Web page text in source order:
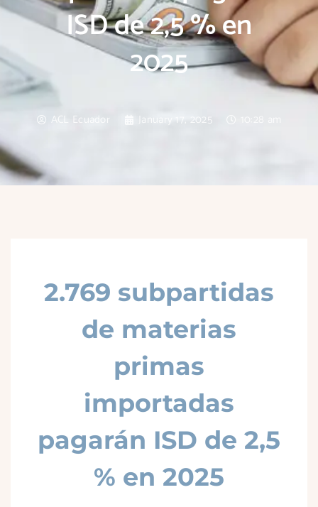
ISD de 2,5 % en
2025
ACL Ecuador January 17, 2025
2.769 subpartidas
de materias
primas
importadas
pagarán ISD de 2,5
% en 2025